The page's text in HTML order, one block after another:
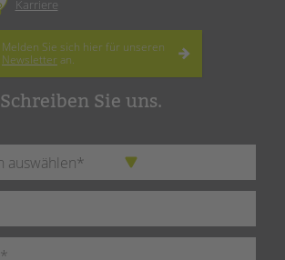
Karriere
Melden Sie sich hier für unseren
Newsletter an.
Schreiben Sie uns.